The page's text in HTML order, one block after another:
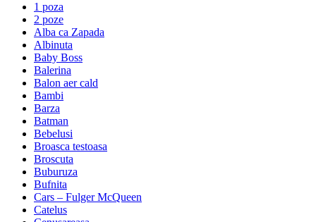
1 poza
2 poze
Alba ca Zapada
Albinuta
Baby Boss
Balerina
Balon aer cald
Bambi
Barza
Batman
Bebelusi
Broasca testoasa
Broscuta
Buburuza
Bufnita
Cars – Fulger McQueen
Catelus